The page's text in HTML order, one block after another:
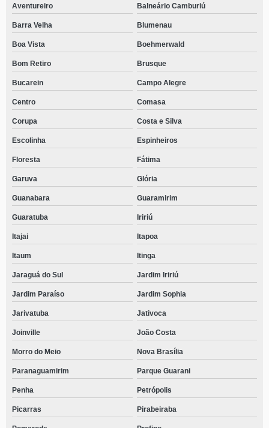
Aventureiro Balneário Camburiú
Barra Velha Blumenau
Boa Vista Boehmerwald
Bom Retiro Brusque
Bucarein Campo Alegre
Centro Comasa
Corupa Costa e Silva
Escolinha Espinheiros
Floresta Fátima
Garuva Glória
Guanabara Guaramirim
Guaratuba Iririú
Itajai Itapoa
Itaum Itinga
Jaraguá do Sul Jardim Iririú
Jardim Paraíso Jardim Sophia
Jarivatuba Jativoca
Joinville João Costa
Morro do Meio Nova Brasília
Paranaguamirim Parque Guarani
Penha Petrópolis
Picarras Pirabeiraba